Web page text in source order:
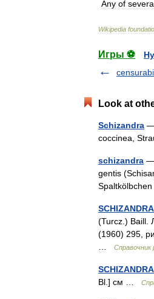
Any of
Wikipedia
Игры ⚽
Look at
Schizandra —
coccinea,
schizandra —
gentis
(Turcz.) Baill.
(1960) 295,
Справочник
Bl.] см …